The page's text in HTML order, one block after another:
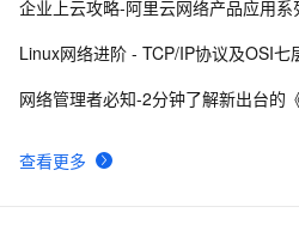
查看更多
企业上云攻略-阿里云网络产品应用系
Linux网络进阶 - TCP/IP协议及OSI七
网络管理者必知-2分钟了解新出台的